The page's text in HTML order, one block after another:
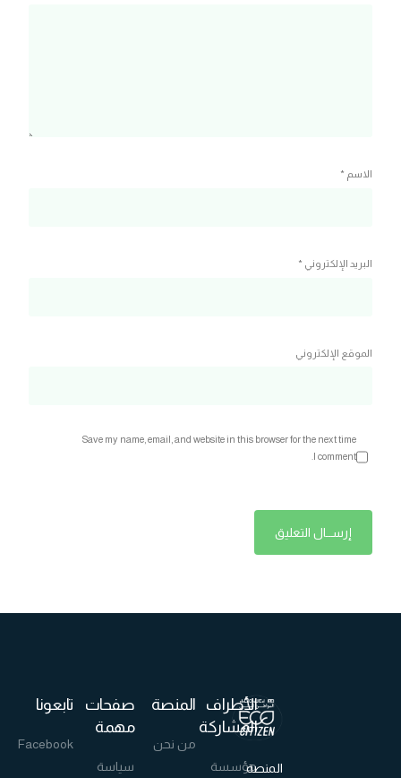
الاسم *
البريد الإلكتروني *
الموقع الإلكتروني
Save my name, email, and website in this browser for the next time
I comment.
المنصة
الأطراف
المشاركة
مؤسسة
المنصة
من نحن
صفحات
مهمة
سياسة
تابعونا
Facebook